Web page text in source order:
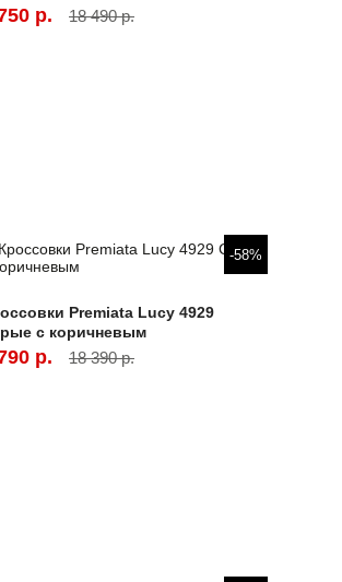
р. 18 490 р.
-58%
Premiata Lucy 4929
с коричневым
р. 18 390 р.